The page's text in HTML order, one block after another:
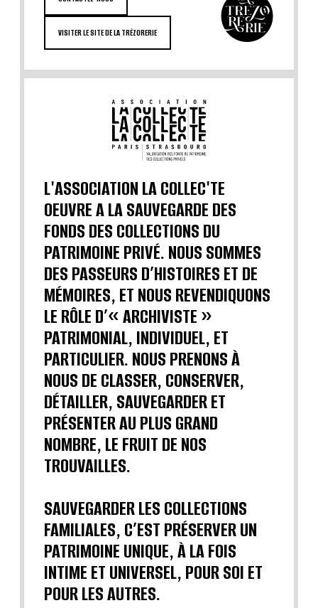
VISITER LE SITE DE LA TRÉZORERIE
L'ASSOCIATION LA COLLEC'TE
OEUVRE A LA SAUVEGARDE DES
FONDS DES COLLECTIONS DU
PATRIMOINE PRIVÉ. NOUS SOMMES
DES PASSEURS D’HISTOIRES ET DE
MÉMOIRES, ET NOUS REVENDIQUONS
LE RÔLE D’« ARCHIVISTE »
PATRIMONIAL, INDIVIDUEL, ET
PARTICULIER. NOUS PRENONS À
NOUS DE CLASSER, CONSERVER,
DÉTAILLER, SAUVEGARDER ET
PRÉSENTER AU PLUS GRAND
NOMBRE, LE FRUIT DE NOS
TROUVAILLES.
SAUVEGARDER LES COLLECTIONS
FAMILIALES, C’EST PRÉSERVER UN
PATRIMOINE UNIQUE, À LA FOIS
INTIME ET UNIVERSEL, POUR SOI ET
POUR LES AUTRES.